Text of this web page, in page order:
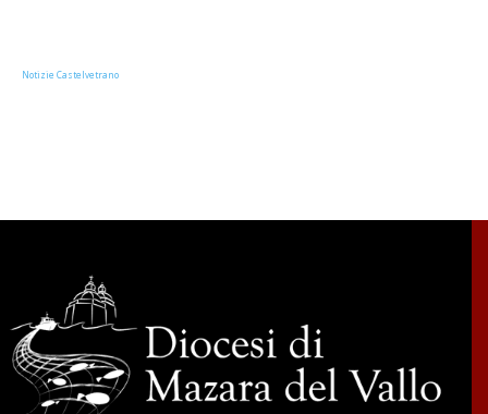
Notizie Castelvetrano